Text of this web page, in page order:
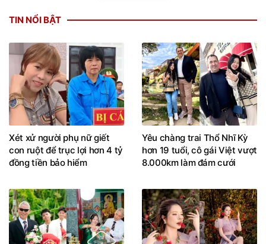
TIN NỔI BẬT
Xét xử người phụ nữ giết
con ruột để trục lợi hơn 4 tỷ
đồng tiền bảo hiểm
Yêu chàng trai Thổ Nhĩ Kỳ
hơn 19 tuổi, cô gái Việt vượt
8.000km làm đám cưới